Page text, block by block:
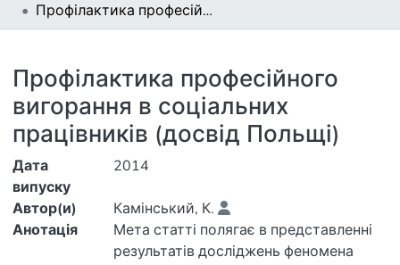
Профілактика професійного вигорання в соціальних працівників (досвід Польщі)
Профілактика професійного
вигорання в соціальних
працівників (досвід Польщі)
Дата
випуску
2014
Автор(и)
Камінський, К.
Анотація
Мета статті полягає в представленні
результатів досліджень феномена